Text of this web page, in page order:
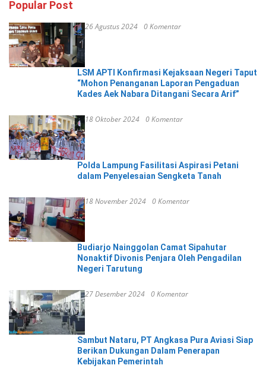
Popular Post
26 Agustus 2024 0 Komentar
LSM APTI Konfirmasi Kejaksaan Negeri Taput
“Mohon Penanganan Laporan Pengaduan
Kades Aek Nabara Ditangani Secara Arif”
18 Oktober 2024 0 Komentar
Polda Lampung Fasilitasi Aspirasi Petani
dalam Penyelesaian Sengketa Tanah
18 November 2024 0 Komentar
Budiarjo Nainggolan Camat Sipahutar
Nonaktif Divonis Penjara Oleh Pengadilan
Negeri Tarutung
27 Desember 2024 0 Komentar
Sambut Nataru, PT Angkasa Pura Aviasi Siap
Berikan Dukungan Dalam Penerapan
Kebijakan Pemerintah